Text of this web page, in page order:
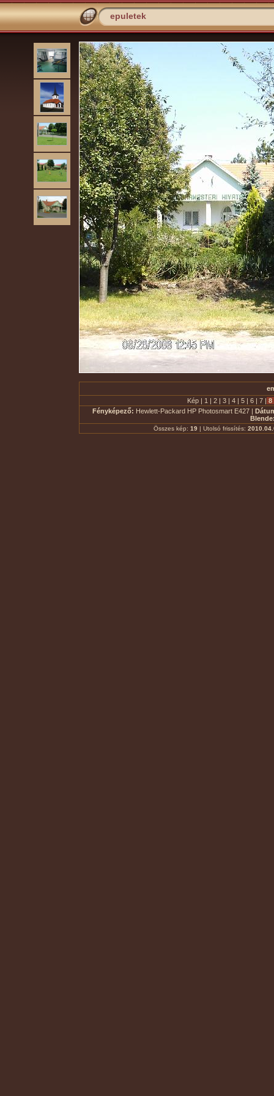
epuletek
Kép | 1 | 2 | 3 | 4 | 5 | 6 | 7 | 8
Fényképező: Hewlett-Packard HP Photosmart E427 |
Összes kép: 19 | Utolsó frissítés: